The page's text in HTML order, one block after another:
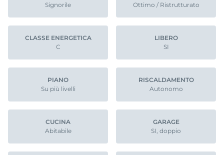
Signorile
Ottimo / Ristrutturato
CLASSE ENERGETICA
C
LIBERO
SI
PIANO
Su più livelli
RISCALDAMENTO
Autonomo
CUCINA
Abitabile
GARAGE
SI, doppio